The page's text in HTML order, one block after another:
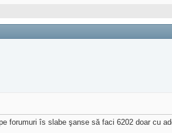
forumuri îs slabe şanse să faci 6202 doar cu